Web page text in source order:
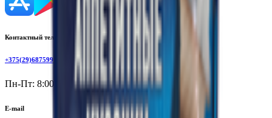
Контактный телефон
+375(29)6875999
Пн-Пт: 8:00 - 17:00
E-mail